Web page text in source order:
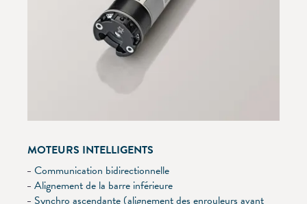
MOTEURS INTELLIGENTS
Communication bidirectionnelle
Alignement de la barre inférieure